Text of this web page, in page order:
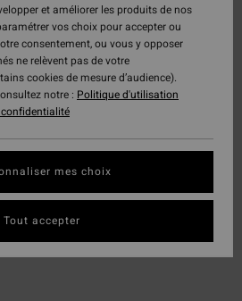
et améliorer les produits de nos
vos choix pour accepter ou
consentement, ou vous y opposer
ne relèvent pas de votre
cookies de mesure d’audience).
notre : Politique d'utilisation
mes choix
Tout accepter